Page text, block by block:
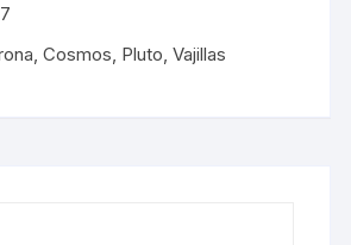
,Cosmos Pluto ,Vajillas